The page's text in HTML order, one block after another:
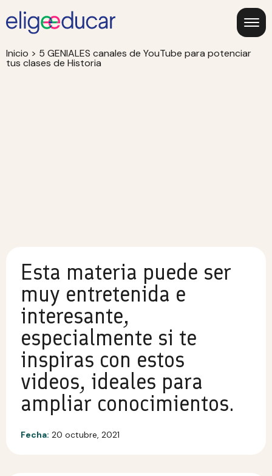
Inicio > 5 GENIALES canales de YouTube para potenciar
tus clases de Historia
Esta materia puede ser
muy entretenida e
interesante,
especialmente si te
inspiras con estos
videos, ideales para
ampliar conocimientos.
Fecha: 20 octubre, 2021